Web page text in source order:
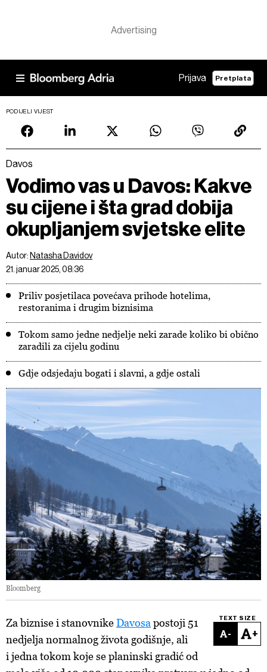
Prijava Pretplata
PODIJELI VIJEST
Davos
Vodimo vas u Davos: Kakve
su cijene i šta grad dobija
okupljanjem svjetske elite
Autor: Natasha Davidov
21. januar 2025, 08:36
Priliv posjetilaca povećava prihode hotelima,
restoranima i drugim biznisima
Tokom samo jedne nedjelje neki zarade koliko bi obično
zaradili za cijelu godinu
Gdje odsjedaju bogati i slavni, a gdje ostali
Bloomberg
TEXT SIZE
- +
Za biznise i stanovnikeDavosa postoji 51
nedjelja normalnog života godišnje, ali
i jedna tokom koje se planinski gradić od